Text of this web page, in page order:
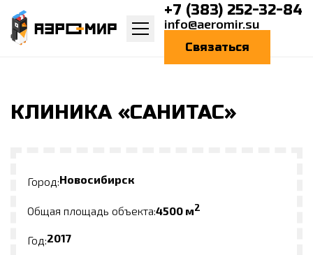
+7 (383) 252-32-84
info@aeromir.su
Связаться
КЛИНИКА «САНИТАС»
Город:Новосибирск
Общая площадь объекта:4500 м2
Год:2017